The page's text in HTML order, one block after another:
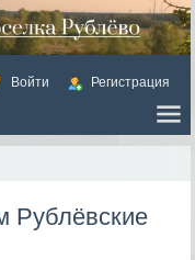
Войти Регистрация
Рублёвские